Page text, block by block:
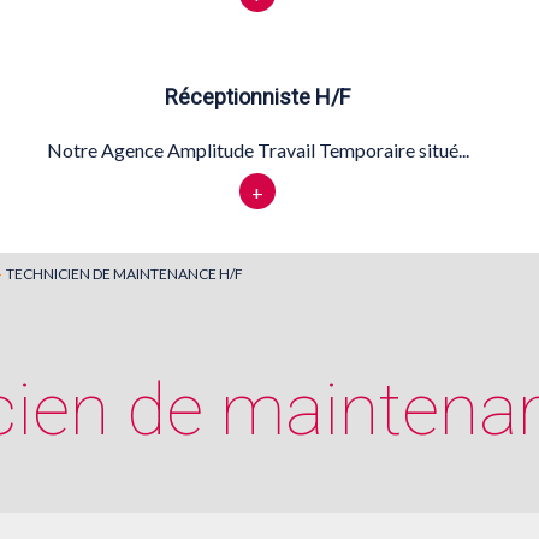
Réceptionniste H/F
Notre Agence Amplitude Travail Temporaire situé...
+
TECHNICIEN DE MAINTENANCE H/F
de